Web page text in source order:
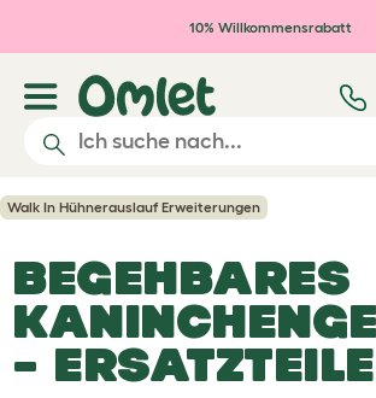
Zum Hauptinhalt springen
10% Willkommensrabatt
Walk In Hühnerauslauf Erweiterungen
BEGEHBARES
– ERSATZTEILE